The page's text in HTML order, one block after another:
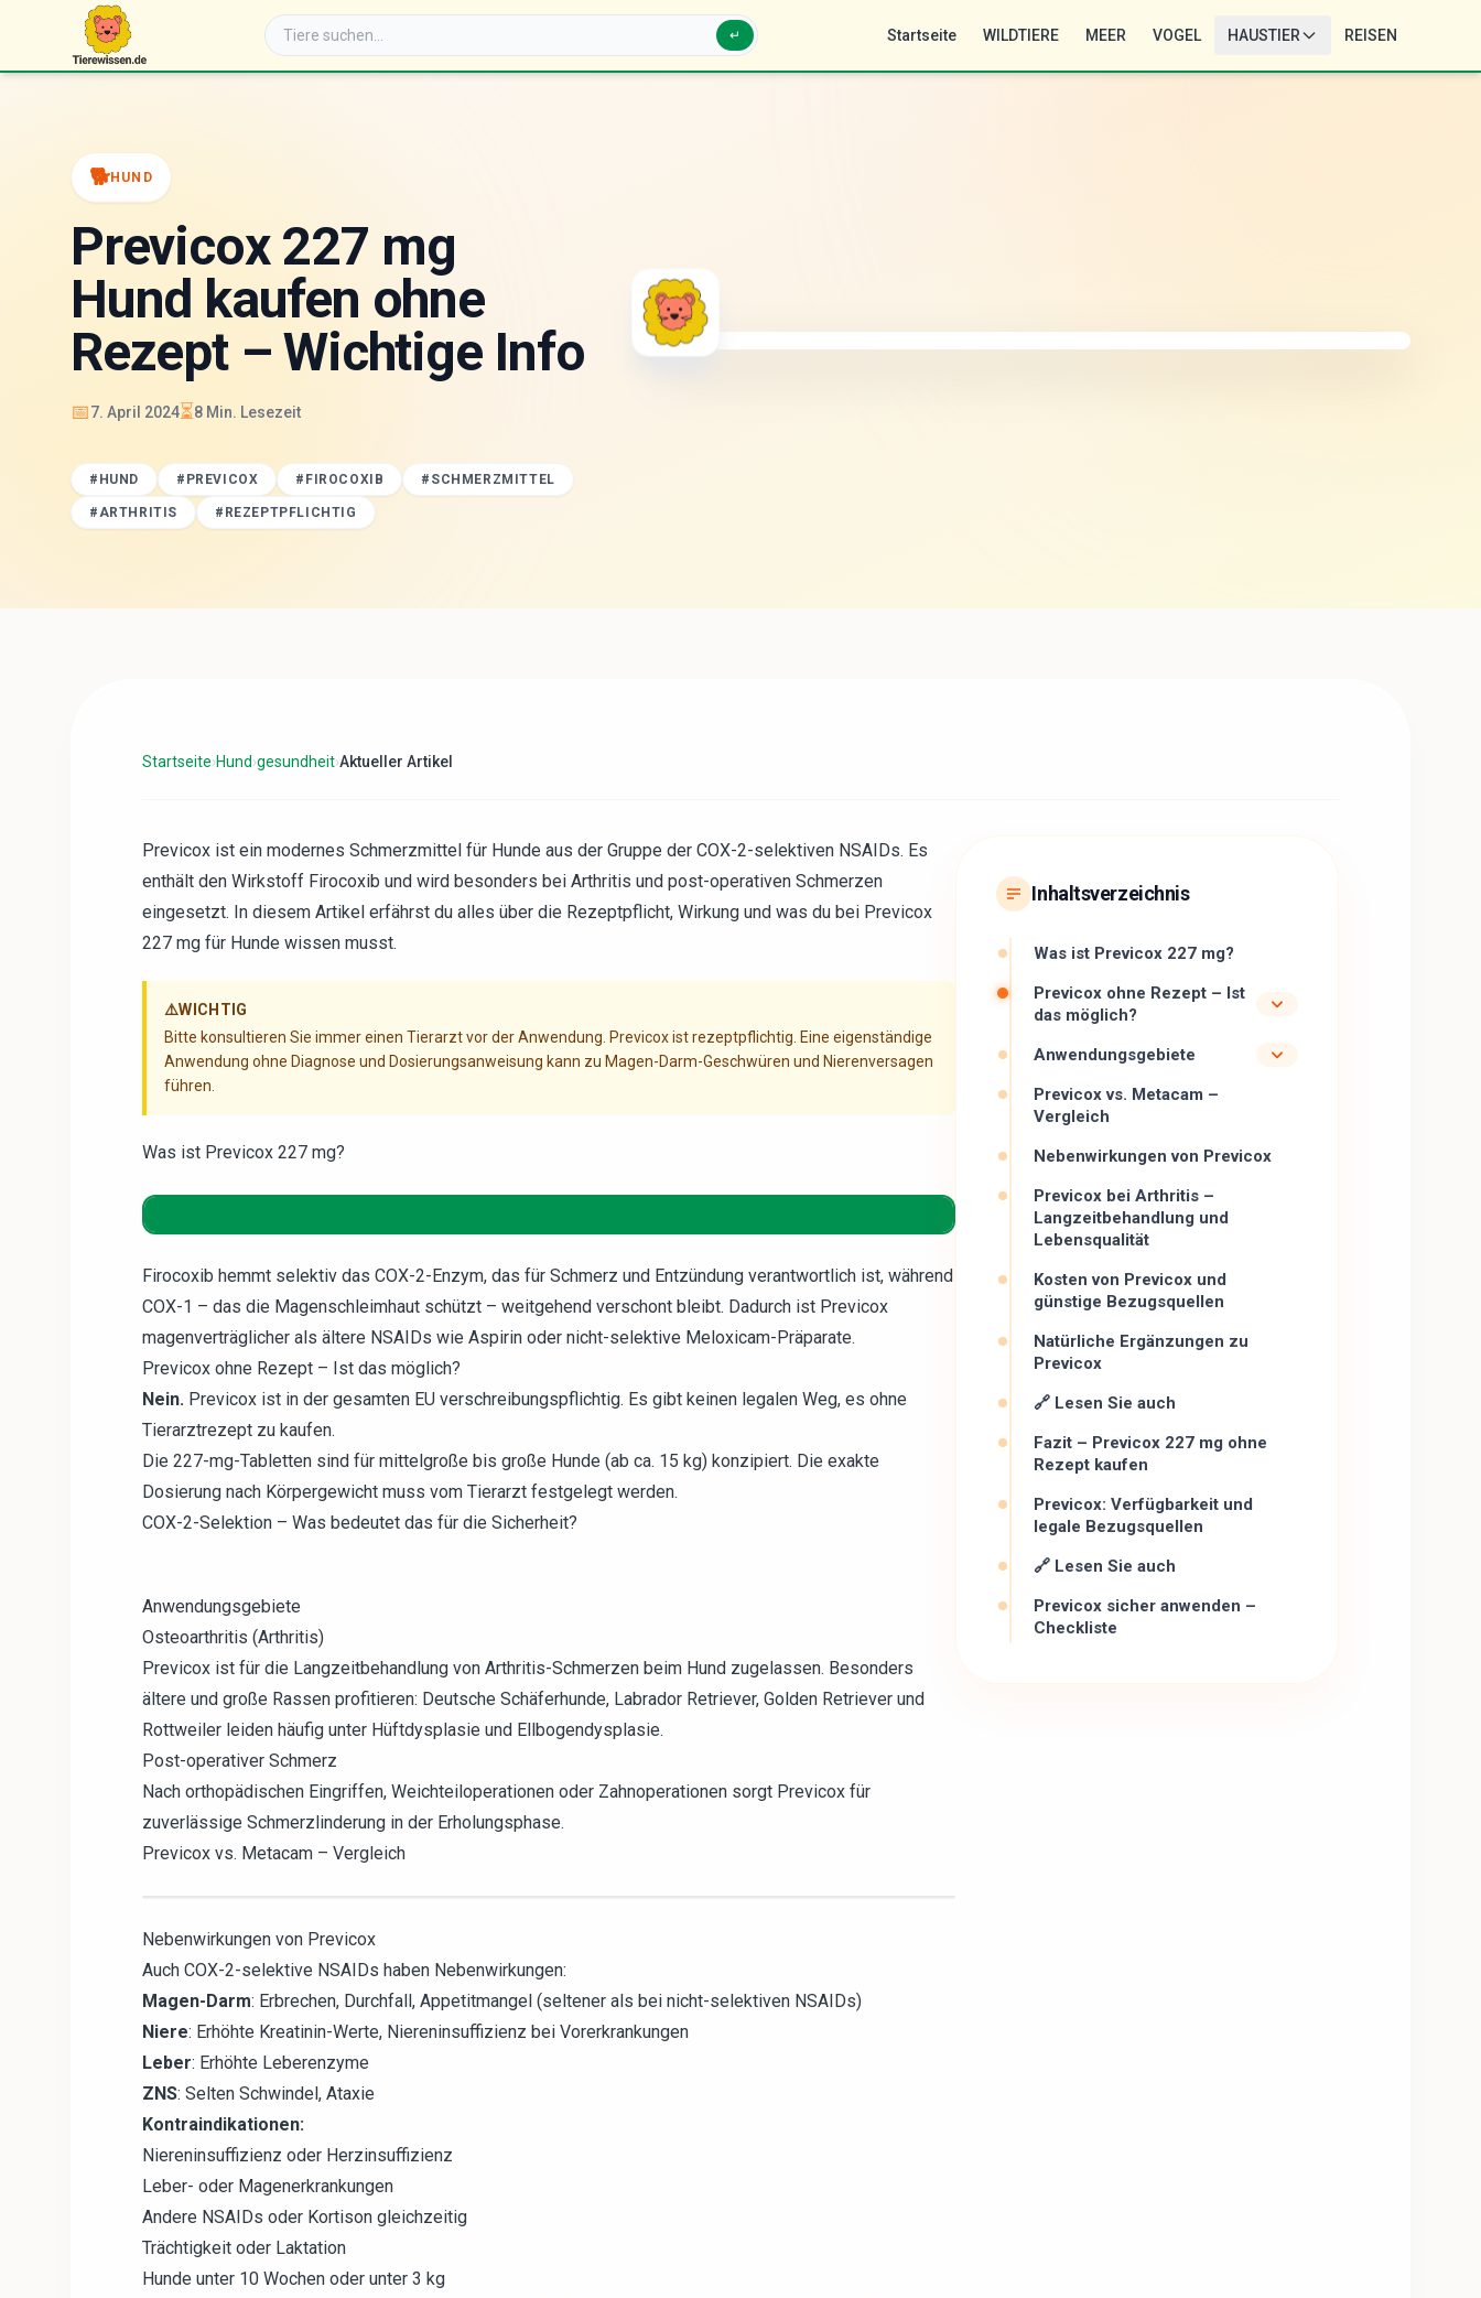
↵ Startseite WILDTIERE MEER VOGEL HAUSTIER REISEN
🐕HUND
Previcox 227 mg
Hund kaufen ohne
Rezept – Wichtige Info
📅7. April 2024⏳8 Min. Lesezeit
# HUND # PREVICOX # FIROCOXIB # SCHMERZMITTEL
#ARTHRITIS # REZEPTPFLICHTIG
Startseite›Hund›gesundheit›Aktueller Artikel
Previcox ist ein modernes Schmerzmittel für Hunde aus der Gruppe der COX-2-selektiven NSAIDs. Es
enthält den Wirkstoff Firocoxib und wird besonders bei Arthritis und post-operativen Schmerzen
eingesetzt. In diesem Artikel erfährst du alles über die Rezeptpflicht, Wirkung und was du bei Previcox
227 mg für Hunde wissen musst.
⚠️WICHTIG
Bitte konsultieren Sie immer einen Tierarzt vor der Anwendung. Previcox ist rezeptpflichtig. Eine eigenständige
Anwendung ohne Diagnose und Dosierungsanweisung kann zu Magen-Darm-Geschwüren und Nierenversagen
führen.
Was ist Previcox 227 mg?
Firocoxib hemmt selektiv das COX-2-Enzym, das für Schmerz und Entzündung verantwortlich ist, während
COX-1 – das die Magenschleimhaut schützt – weitgehend verschont bleibt. Dadurch ist Previcox
magenverträglicher als ältere NSAIDs wie Aspirin oder nicht-selektive Meloxicam-Präparate.
Previcox ohne Rezept – Ist das möglich?
Nein. Previcox ist in der gesamten EU verschreibungspflichtig. Es gibt keinen legalen Weg, es ohne
Tierarztrezept zu kaufen.
Die 227-mg-Tabletten sind für mittelgroße bis große Hunde (ab ca. 15 kg) konzipiert. Die exakte
Dosierung nach Körpergewicht muss vom Tierarzt festgelegt werden.
COX-2-Selektion – Was bedeutet das für die Sicherheit?
Anwendungsgebiete
Osteoarthritis (Arthritis)
Previcox ist für die Langzeitbehandlung von Arthritis-Schmerzen beim Hund zugelassen. Besonders
ältere und große Rassen profitieren: Deutsche Schäferhunde, Labrador Retriever, Golden Retriever und
Rottweiler leiden häufig unter Hüftdysplasie und Ellbogendysplasie.
Post-operativer Schmerz
Nach orthopädischen Eingriffen, Weichteiloperationen oder Zahnoperationen sorgt Previcox für
zuverlässige Schmerzlinderung in der Erholungsphase.
Previcox vs. Metacam – Vergleich
Nebenwirkungen von Previcox
Auch COX-2-selektive NSAIDs haben Nebenwirkungen:
Magen-Darm: Erbrechen, Durchfall, Appetitmangel (seltener als bei nicht-selektiven NSAIDs)
Niere: Erhöhte Kreatinin-Werte, Niereninsuffizienz bei Vorerkrankungen
Leber: Erhöhte Leberenzyme
ZNS: Selten Schwindel, Ataxie
Kontraindikationen:
Niereninsuffizienz oder Herzinsuffizienz
Leber- oder Magenerkrankungen
Andere NSAIDs oder Kortison gleichzeitig
Trächtigkeit oder Laktation
Hunde unter 10 Wochen oder unter 3 kg
Inhaltsverzeichnis
Was ist Previcox 227 mg?
Previcox ohne Rezept – Ist
das möglich?
Anwendungsgebiete
Previcox vs. Metacam –
Vergleich
Nebenwirkungen von Previcox
Previcox bei Arthritis –
Langzeitbehandlung und
Lebensqualität
Kosten von Previcox und
günstige Bezugsquellen
Natürliche Ergänzungen zu
Previcox
🔗 Lesen Sie auch
Fazit – Previcox 227 mg ohne
Rezept kaufen
Previcox: Verfügbarkeit und
legale Bezugsquellen
🔗 Lesen Sie auch
Previcox sicher anwenden –
Checkliste